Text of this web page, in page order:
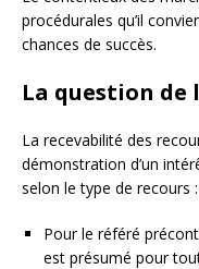
procédurales qu’il
chances de succès.
La question de
La recevabilité des
démonstration d’un
selon le type de recours :
Pour le référé
est présumé pour